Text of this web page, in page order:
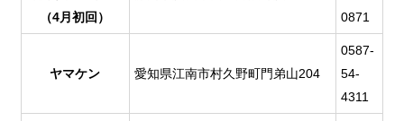
（4月初回）
0871
ヤマケン 愛知県江南市村久野町門弟山204
0587-
54-
4311